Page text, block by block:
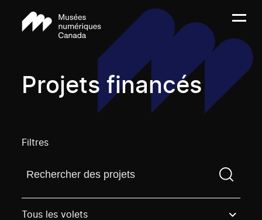
Projets financés
Filtres
Trouvez un projetVous devez saisir un terme de
Tous les volets